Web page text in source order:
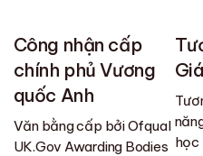
Công nhận cấp
chính phủ Vương
quốc Anh
Văn bằng cấp bởi Ofqual
UK.Gov Awarding Bodies học